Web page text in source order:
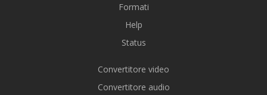
Formati
Help
Status
Convertitore video
Convertitore audio